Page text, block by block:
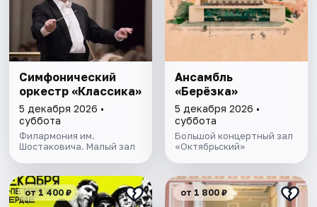
Симфонический
оркестр «Классика»
5 декабря 2026 •
суббота
Филармония им.
Шостаковича. Малый зал
Ансамбль
«Берёзка»
5 декабря 2026 •
суббота
Большой концертный зал
«Октябрьский»
от 1 400 ₽ от 1 800 ₽